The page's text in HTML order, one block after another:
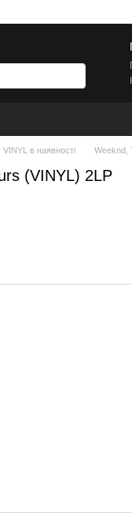
VINYL в наявності Weeknd,
(VINYL) 2LP